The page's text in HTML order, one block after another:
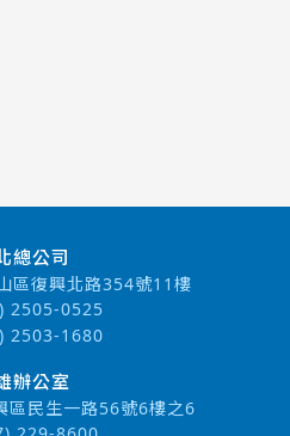
總公司
區復興北路354號11樓
2505-0525
2503-1680
辦公室
區民生一路56號6樓之6